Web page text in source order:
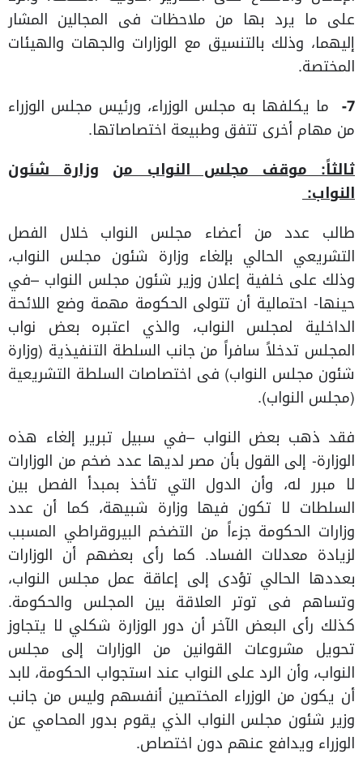
على ما يرد بها من ملاحظات فى المجالين المشار
إليهما، وذلك بالتنسيق مع الوزارات والجهات والهيئات
المختصة.
7-
ما يكلفها به مجلس الوزراء، ورئيس مجلس الوزراء
من مهام أخرى تتفق وطبيعة اختصاصاتها.
ثالثاً: موقف مجلس النواب من وزارة شئون
النواب:
طالب عدد من أعضاء مجلس النواب خلال الفصل
التشريعي الحالي بإلغاء وزارة شئون مجلس النواب،
وذلك على خلفية إعلان وزير شئون مجلس النواب –في
حينها- احتمالية أن تتولى الحكومة مهمة وضع اللائحة
الداخلية لمجلس النواب، والذي اعتبره بعض نواب
المجلس تدخلاً سافراً من جانب السلطة التنفيذية (وزارة
شئون مجلس النواب) فى اختصاصات السلطة التشريعية
(مجلس النواب).
فقد ذهب بعض النواب –في سبيل تبرير إلغاء هذه
الوزارة- إلى القول بأن مصر لديها عدد ضخم من الوزارات
لا مبرر له، وأن الدول التي تأخذ بمبدأ الفصل بين
السلطات لا تكون فيها وزارة شبيهة، كما أن عدد
وزارات الحكومة جزءاً من التضخم البيروقراطي المسبب
لزيادة معدلات الفساد. كما رأى بعضهم أن الوزارات
بعددها الحالي تؤدى إلى إعاقة عمل مجلس النواب،
وتساهم فى توتر العلاقة بين المجلس والحكومة.
كذلك رأى البعض الآخر أن دور الوزارة شكلي لا يتجاوز
تحويل مشروعات القوانين من الوزارات إلى مجلس
النواب، وأن الرد على النواب عند استجواب الحكومة، لابد
أن يكون من الوزراء المختصين أنفسهم وليس من جانب
وزير شئون مجلس النواب الذي يقوم بدور المحامي عن
الوزراء ويدافع عنهم دون اختصاص.